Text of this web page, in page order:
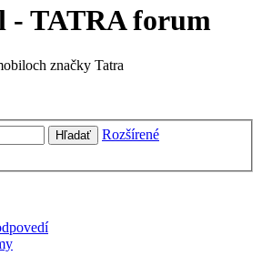
- TATRA forum
značky Tatra
Hľadať
Rozšírené